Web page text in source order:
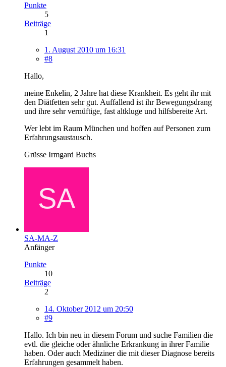
Punkte
5
Beiträge
1
1. August 2010 um 16:31
#8
Hallo,
meine Enkelin, 2 Jahre hat diese Krankheit. Es geht ihr mit
den Diätfetten sehr gut. Auffallend ist ihr Bewegungsdrang
und ihre sehr vernüftige, fast altkluge und hilfsbereite Art.
Wer lebt im Raum München und hoffen auf Personen zum
Erfahrungsaustausch.
Grüsse Irmgard Buchs
SA-MA-Z
Anfänger
Punkte
10
Beiträge
2
14. Oktober 2012 um 20:50
#9
Hallo. Ich bin neu in diesem Forum und suche Familien die
evtl. die gleiche oder ähnliche Erkrankung in ihrer Familie
haben. Oder auch Mediziner die mit dieser Diagnose bereits
Erfahrungen gesammelt haben.